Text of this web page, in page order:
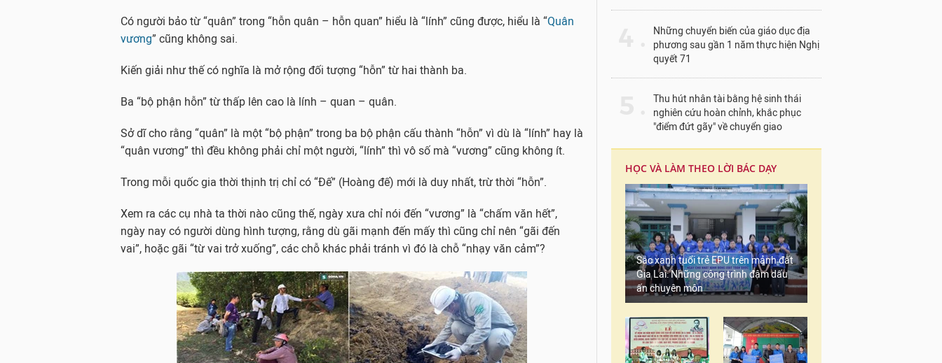
Có người bảo từ “quân” trong “hỗn quân – hỗn quan” hiểu là “lính” cũng được, hiểu là “Quân
vương” cũng không sai.
Kiến giải như thế có nghĩa là mở rộng đối tượng “hỗn” từ hai thành ba.
Ba “bộ phận hỗn” từ thấp lên cao là lính – quan – quân.
Sở dĩ cho rằng “quân” là một “bộ phận” trong ba bộ phận cấu thành “hỗn” vì dù là “lính” hay là
“quân vương” thì đều không phải chỉ một người, “lính” thì vô số mà “vương” cũng không ít.
Trong mỗi quốc gia thời thịnh trị chỉ có “Đế” (Hoàng đế) mới là duy nhất, trừ thời “hỗn”.
Xem ra các cụ nhà ta thời nào cũng thế, ngày xưa chỉ nói đến “vương” là “chấm văn hết”,
ngày nay có người dùng hình tượng, rằng dù gãi mạnh đến mấy thì cũng chỉ nên “gãi đến
vai”, hoặc gãi “từ vai trở xuống”, các chỗ khác phải tránh vì đó là chỗ “nhạy văn cảm”?
Những chuyển biến của giáo dục địa
phương sau gần 1 năm thực hiện Nghị
quyết 71
Thu hút nhân tài bằng hệ sinh thái
nghiên cứu hoàn chỉnh, khắc phục
"điểm đứt gãy" về chuyển giao
HỌC VÀ LÀM THEO LỜI BÁC DẠY
Sắc xanh tuổi trẻ EPU trên mảnh đất
Gia Lai: Những công trình đậm dấu
ấn chuyên môn